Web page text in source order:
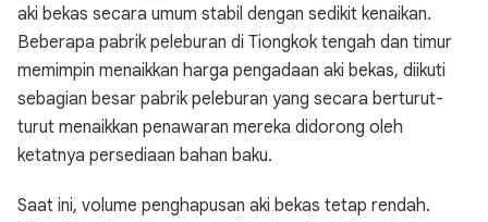
aki bekas secara umum stabil dengan sedikit kenaikan.
Beberapa pabrik peleburan di Tiongkok tengah dan timur
memimpin menaikkan harga pengadaan aki bekas, diikuti
sebagian besar pabrik peleburan yang secara berturut-
turut menaikkan penawaran mereka didorong oleh
ketatnya persediaan bahan baku.
Saat ini, volume penghapusan aki bekas tetap rendah.